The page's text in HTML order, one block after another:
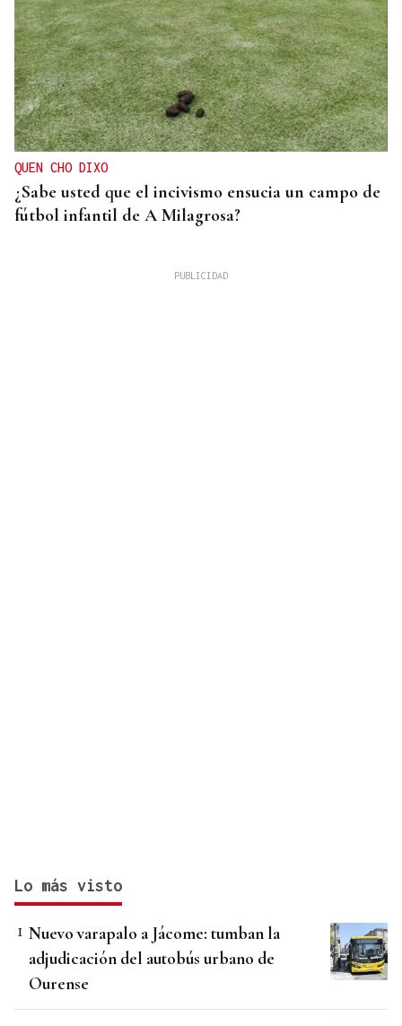
QUEN CHO DIXO
¿Sabe usted que el incivismo ensucia un campo de
fútbol infantil de A Milagrosa?
Lo más visto
Nuevo varapalo a Jácome: tumban la
adjudicación del autobús urbano de
Ourense